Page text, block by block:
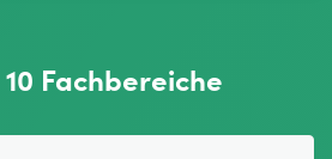
Fachbereiche